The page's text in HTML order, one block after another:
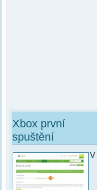
Xbox první
spuštění
V